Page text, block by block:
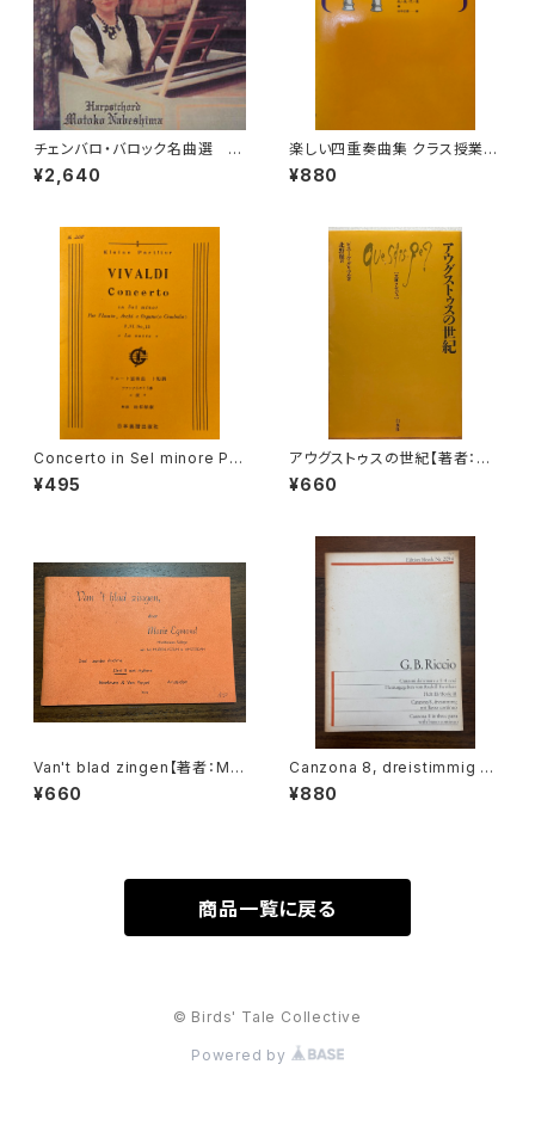
チェンバロ・バロック名曲選 G
olden Age of Harpsichord
Music 【演奏：鍋島元子】
¥2,640
楽しい四重奏曲集 クラス授業の
ためのリコーダーアンサンブル
上【編著：田中良徳】出版社：全
¥880
Concerto in Sel minore Per
Flaute, Archi e Organo(o C
embalo) La notte【著者：VIV
¥495
アウグストゥスの世紀【著者：ピ
エール・グリマル, 訳：北野徹】出
版社：白水社 2004年
¥660
Van't blad zingen【著者：Mar
ie Egmond】出版社：BROEK
MANS&VAN POPPEL
¥660
Canzona 8, dreistimmig mi
t Basso continuo【著者：GIO
VANNI BATTISTA RICCIO】
¥880
商品一覧に戻る
© Birds' Tale Collective
Powered by